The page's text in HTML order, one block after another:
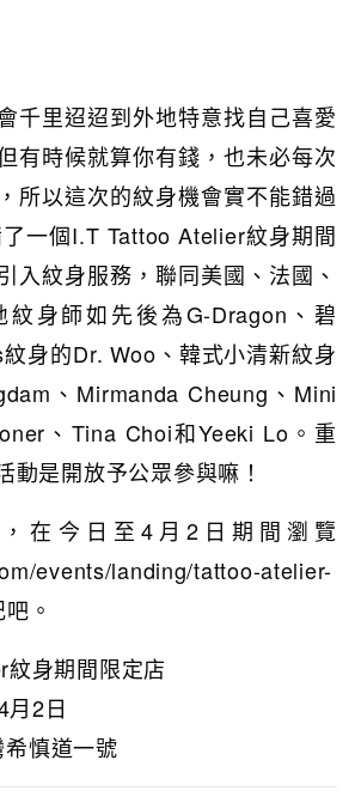
千里迢迢到外地特意找自己喜愛
有時候就算你有錢，也未必每次
所以這次的紋身機會實不能錯過
一個I.T Tattoo Atelier紋身期間
入紋身服務，聯同美國、法國、
身師如先後為G-Dragon、碧
身的Dr. Woo、韓式小清新紋身
、Mirmanda Cheung、Mini
、Tina Choi和Yeeki Lo。重
動是開放予公眾參與嘛！
在今日至4月2日期間瀏覽
events/landing/tattoo-atelier-
。
身期間限定店
月2日
慎道一號